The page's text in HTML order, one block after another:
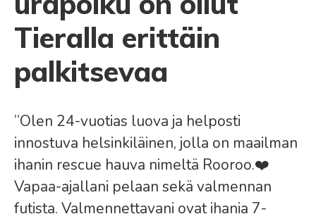
Tieralla erittäin
palkitsevaa
”Olen 24-vuotias luova ja helposti
innostuva helsinkiläinen, jolla on maailman
ihanin rescue hauva nimeltä Rooroo.❤️
Vapaa-ajallani pelaan sekä valmennan
futista. Valmennettavani ovat ihania 7-